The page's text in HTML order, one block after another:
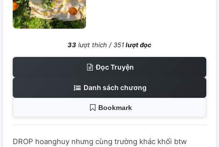
33 lượt thích /351lượt đọc
Đọc Truyện
Danh sách chương
Bookmark
DROP hoanghuy nhưng cùng trường khác khối btw